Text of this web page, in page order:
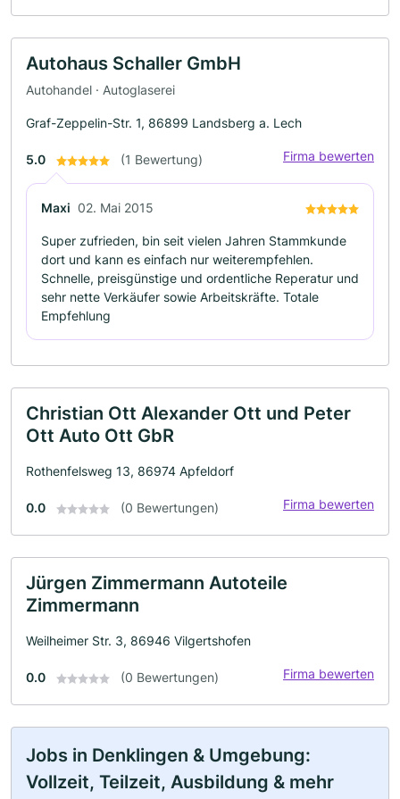
Autohaus Schaller GmbH
Autohandel · Autoglaserei
Graf-Zeppelin-Str. 1, 86899 Landsberg a. Lech
5.0 (1 Bewertung) Firma bewerten
Maxi 02. Mai 2015
Super zufrieden, bin seit vielen Jahren Stammkunde
dort und kann es einfach nur weiterempfehlen.
Schnelle, preisgünstige und ordentliche Reperatur und
sehr nette Verkäufer sowie Arbeitskräfte. Totale
Empfehlung
Christian Ott Alexander Ott und Peter
Ott Auto Ott GbR
Rothenfelsweg 13, 86974 Apfeldorf
0.0 (0 Bewertungen) Firma bewerten
Jürgen Zimmermann Autoteile
Zimmermann
Weilheimer Str. 3, 86946 Vilgertshofen
0.0 (0 Bewertungen) Firma bewerten
Jobs in Denklingen & Umgebung:
Vollzeit, Teilzeit, Ausbildung & mehr